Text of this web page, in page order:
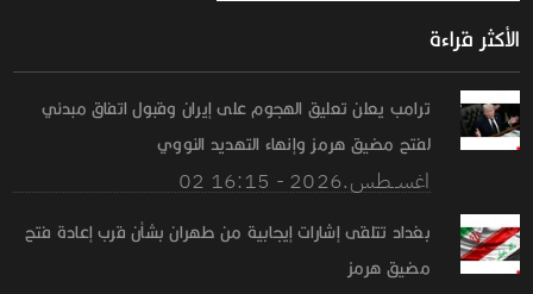
الأكثر قراءة
ترامب يعلن تعليق الهجوم على إيران وقبول اتفاق مبدئي
لفتح مضيق هرمز وإنهاء التهديد النووي
02 اغســطس.2026 - 16:15
بغداد تتلقى إشارات إيجابية من طهران بشأن قرب إعادة فتح
مضيق هرمز